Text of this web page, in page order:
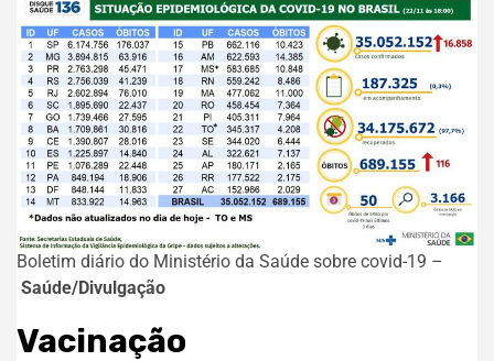
Boletim diário do Ministério da Saúde sobre covid-19 –
Saúde/Divulgação
Vacinação